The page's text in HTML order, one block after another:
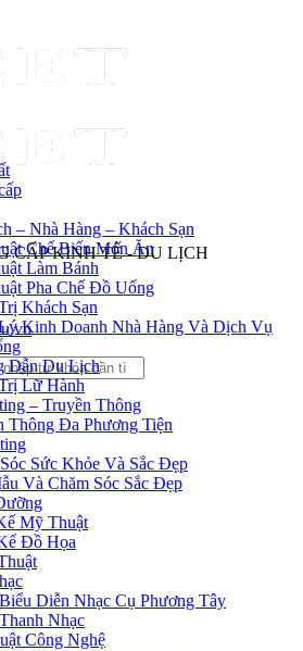
CẤP KINH TẾ - DU LỊCH
– Nhà Hàng – Khách Sạn
Chế Biến Món Ăn
Làm Bánh
Pha Chế Đồ Uống
Khách Sạn
Kinh Doanh Nhà Hàng Và Dịch Vụ
Dẫn Du Lịch
Lữ Hành
– Truyền Thông
Thông Đa Phương Tiện
Sức Khỏe Và Sắc Đẹp
Và Chăm Sóc Sắc Đẹp
Mỹ Thuật
Đồ Họa
Biểu Diễn Nhạc Cụ Phương Tây
Thanh Nhạc
Công Nghệ